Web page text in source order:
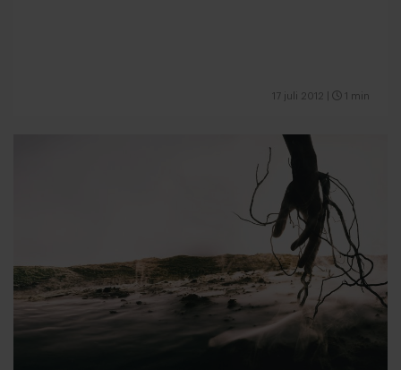
17 juli 2012 1 min